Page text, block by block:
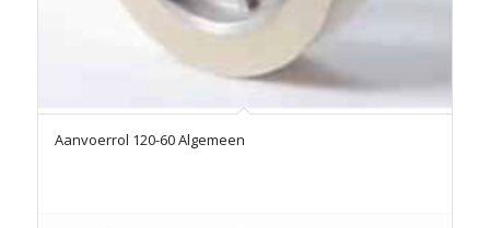
Aanvoerrol 120-60 Algemeen